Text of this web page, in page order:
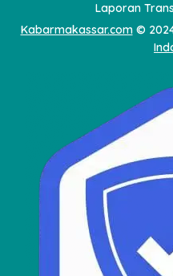
Laporan
Kabarmakassar.com©